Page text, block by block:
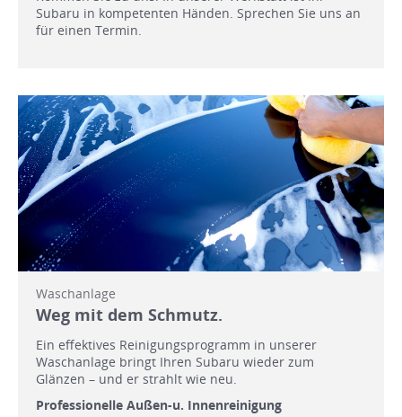
Subaru in kompetenten Händen. Sprechen Sie uns an
für einen Termin.
Waschanlage
Weg mit dem Schmutz.
Ein effektives Reinigungsprogramm in unserer
Waschanlage bringt Ihren Subaru wieder zum
Glänzen – und er strahlt wie neu.
Professionelle Außen-u. Innenreinigung